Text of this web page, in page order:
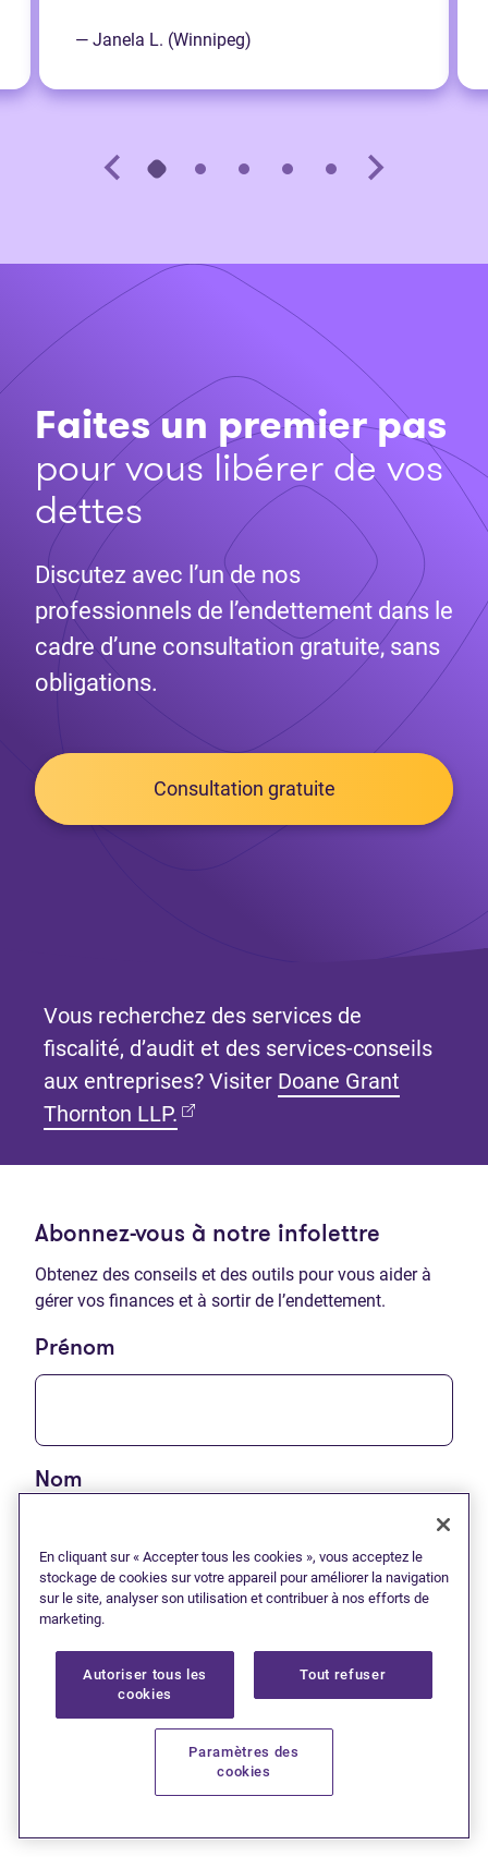
— Janela L. (Winnipeg)
Faites un premier pas
pour vous libérer de vos
dettes
Discutez avec l’un de nos
professionnels de l’endettement dans le
cadre d’une consultation gratuite, sans
obligations.
Consultation gratuite
Vous recherchez des services de
fiscalité, d’audit et des services-conseils
aux entreprises? Visiter Doane Grant
Thornton LLP. (Ouvre dans un nouvel onglet)
Abonnez-vous à notre infolettre
Obtenez des conseils et des outils pour vous aider à
gérer vos finances et à sortir de l’endettement.
Prénom
Nom
Courriel
M'abonner*
En cliquant sur « Accepter tous les cookies », vous acceptez le
stockage de cookies sur votre appareil pour améliorer la navigation
sur le site, analyser son utilisation et contribuer à nos efforts de
marketing.
Autoriser tous les
cookies
Tout refuser
Paramètres des
cookies